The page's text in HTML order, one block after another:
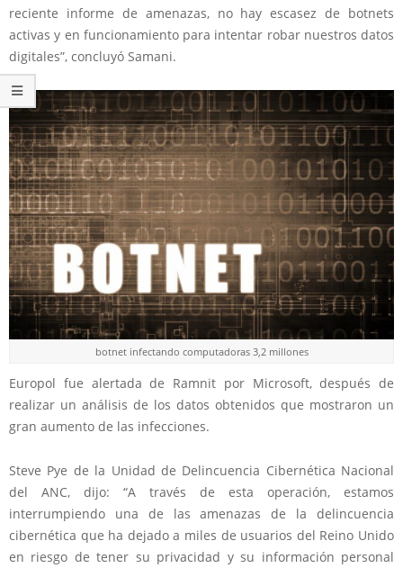
reciente informe de amenazas, no hay escasez de botnets
activas y en funcionamiento para intentar robar nuestros datos
digitales”, concluyó Samani.
botnet infectando computadoras 3,2 millones
Europol fue alertada de Ramnit por Microsoft, después de
realizar un análisis de los datos obtenidos que mostraron un
gran aumento de las infecciones.
Steve Pye de la Unidad de Delincuencia Cibernética Nacional
del ANC, dijo: “A través de esta operación, estamos
interrumpiendo una de las amenazas de la delincuencia
cibernética que ha dejado a miles de usuarios del Reino Unido
en riesgo de tener su privacidad y su información personal